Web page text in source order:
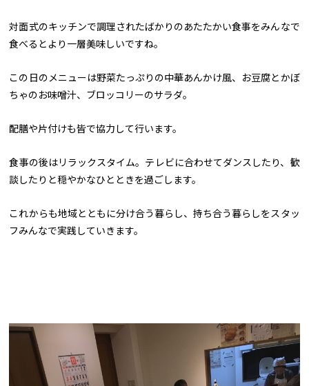
対面式のキッチンで調理されたばかりのあたたかい食事をみんなで
食べるとより一層美味しいですね。
この日のメニューは野菜たっぷりの中華あんかけ風、お豆腐とかぼ
ちゃのお味噌汁、ブロッコリーのサラダ。
配膳や片付けも皆で協力して行います。
食事の後はリラックスタイム。テレビに合わせてダンスしたり、歓
談したりと穏やかなひとときを過ごします。
これからも地域とともに分け合う暮らし、持ち合う暮らしをスタッ
フみんなで実践していきます。